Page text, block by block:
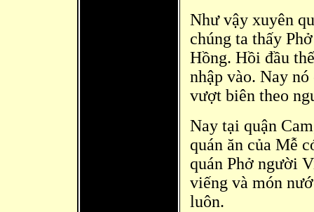
Như vậy xuyên
chúng ta thấy
Hồng. Hồi đầu
nhập vào. Nay
vượt biên theo
Nay tại quận
quán ăn của Mễ
quán Phở người
viếng và món
luôn.